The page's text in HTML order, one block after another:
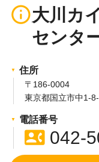
info_outline大川カ
センタ
住所
〒186-0004
東京都国立市中1-
電話番号
contact_phone042-